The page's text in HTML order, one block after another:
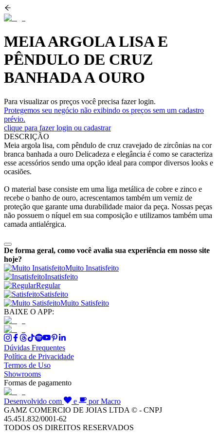
MEIA ARGOLA LISA E
PÊNDULO DE CRUZ
BANHADA A OURO
Para visualizar os preços você precisa fazer login.
Protegemos seu negócio não exibindo os preços sem um cadastro
prévio.
clique para fazer login ou cadastrar
DESCRIÇÃO
Meia argola lisa, com pêndulo de cruz cravejado de zircônias na cor
branca banhada a ouro Delicadeza e elegância é como se caracteriza
esse acessórios sendo uma opção ideal para compor diversos looks e
ocasiões.
O material base consiste em uma liga metálica de cobre e zinco e
recebe o banho de ouro, acrescentamos também um verniz de
proteção que garante uma durabilidade maior da peça. Nossas peças
não possuem o níquel em sua composição e utilizamos também uma
camada antialérgica.
De forma geral, como você avalia sua experiência em nosso site
hoje?
Muito Insatisfeito
Insatisfeito
Regular
Satisfeito
Muito Satisfeito
BAIXE O APP:
Dúvidas Frequentes
Política de Privacidade
Termos de Uso
Showrooms
Formas de pagamento
Desenvolvido com e
por Macro
GAMZ COMERCIO DE JOIAS LTDA © - CNPJ
45.451.832/0001-62
TODOS OS DIREITOS RESERVADOS